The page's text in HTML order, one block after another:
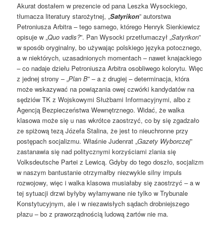
Akurat dostałem w prezencie od pana Leszka Wysockiego,
tłumacza literatury starożytnej, „Satyrikon” autorstwa
Petroniusza Arbitra – tego samego, którego Henryk Sienkiewicz
opisuje w „Quo vadis?”. Pan Wysocki przetłumaczył „Satyrikon”
w sposób oryginalny, bo używając polskiego języka potocznego,
a w niektórych, uzasadnionych momentach – nawet knajackiego
– co nadaje dziełu Petroniusza Arbitra osobliwego kolorytu. Więc
z jednej strony – „Plan B” – a z drugiej – determinacja, która
może wskazywać na powiązania owej czwórki kandydatów na
sędziów TK z Wojskowymi Służbami Informacyjnymi, albo z
Agencją Bezpieczeństwa Wewnętrznego. Widać, że walka
klasowa może się u nas wkrótce zaostrzyć, co by się zgadzało
ze spiżową tezą Józefa Stalina, że jest to nieuchronne przy
postępach socjalizmu. Właśnie Judenrat „Gazety Wyborczej”
zastanawia się nad politycznymi korzyściami zlania się
Volksdeutsche Partei z Lewicą. Gdyby do tego doszło, socjalizm
w naszym bantustanie otrzymałby niezwykle silny impuls
rozwojowy, więc i walka klasowa musiałaby się zaostrzyć – a w
tej sytuacji drzwi byłyby wyłamywane nie tylko w Trybunale
Konstytucyjnym, ale i w niezawisłych sądach drobniejszego
płazu – bo z praworządnością ludową żartów nie ma.